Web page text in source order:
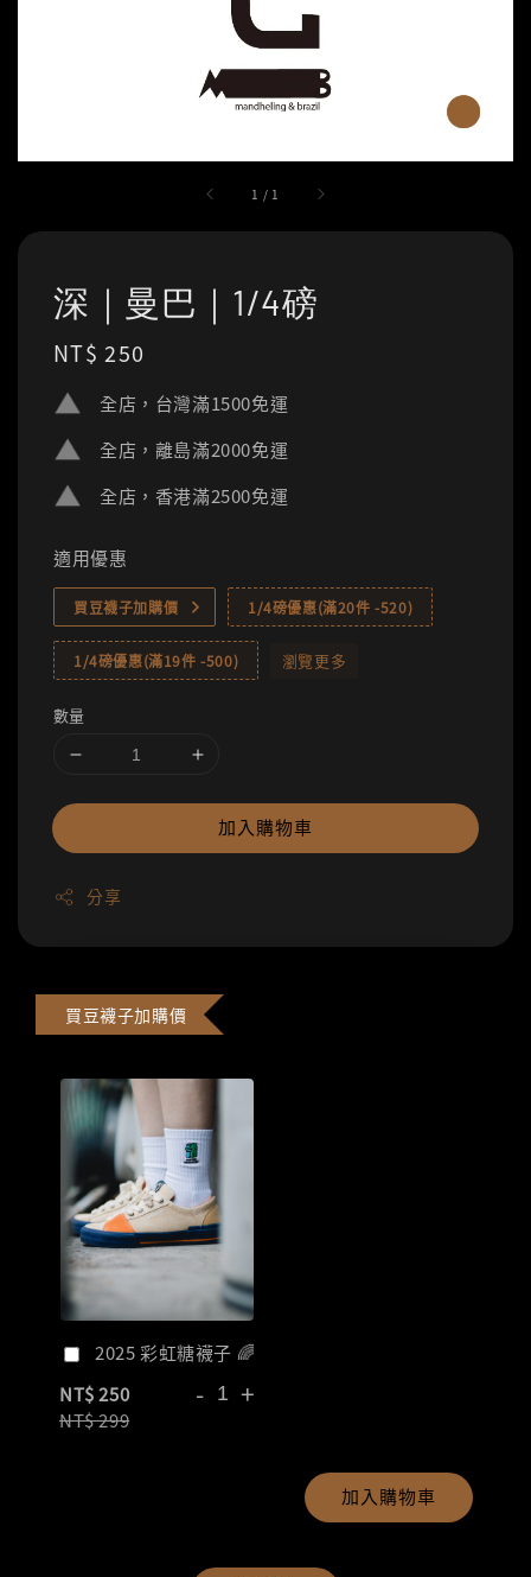
1 / 1
深｜曼巴｜1/4磅
Regular
NT$ 250
全店，台灣滿1500免運
全店，離島滿2000免運
全店，香港滿2500免運
適用優惠
買豆襪子加購價 1/4磅優惠(滿20件 -520)
1/4磅優惠(滿19件 -500) 瀏覽更多
數量
加入購物車
分享
買豆襪子加購價
2025 彩虹糖襪子 🌈
NT$ 250
NT$ 299
- +
加入購物車